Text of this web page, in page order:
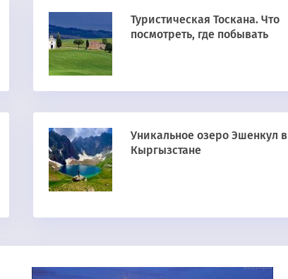
Туристическая Тоскана. Что
посмотреть, где побывать
Уникальное озеро Эшенкул в
Кыргызстане